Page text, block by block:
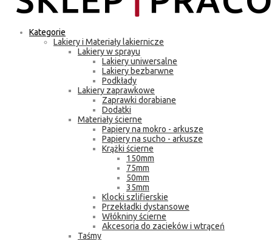
Kategorie
Lakiery i Materiały lakiernicze
Lakiery w sprayu
Lakiery uniwersalne
Lakiery bezbarwne
Podkłady
Lakiery zaprawkowe
Zaprawki dorabiane
Dodatki
Materiały ścierne
Papiery na mokro - arkusze
Papiery na sucho - arkusze
Krążki ścierne
150mm
75mm
50mm
35mm
Klocki szlifierskie
Przekładki dystansowe
Włókniny ścierne
Akcesoria do zacieków i wtrąceń
Taśmy